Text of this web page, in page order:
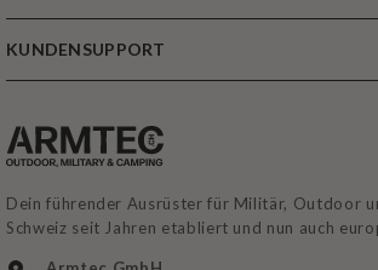
KUNDENSUPPORT
Dein führender Ausrüster für Militär, Outdoor
Schweiz seit Jahren etabliert und nun auch